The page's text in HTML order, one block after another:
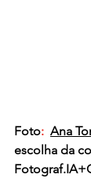
Foto: Ana
escolha da